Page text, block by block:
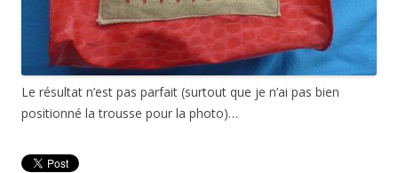
Le résultat n’est pas parfait (surtout que je n’ai pas bien
positionné la trousse pour la photo)…